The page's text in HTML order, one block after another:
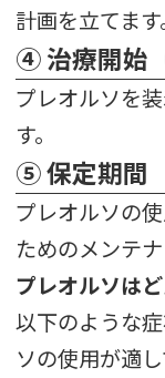
計画を立てます
④ 治療開始
プレオルソを
す。
⑤ 保定期間
プレオルソの
ためのメンテ
プレオルソは
以下のような
ソの使用が適